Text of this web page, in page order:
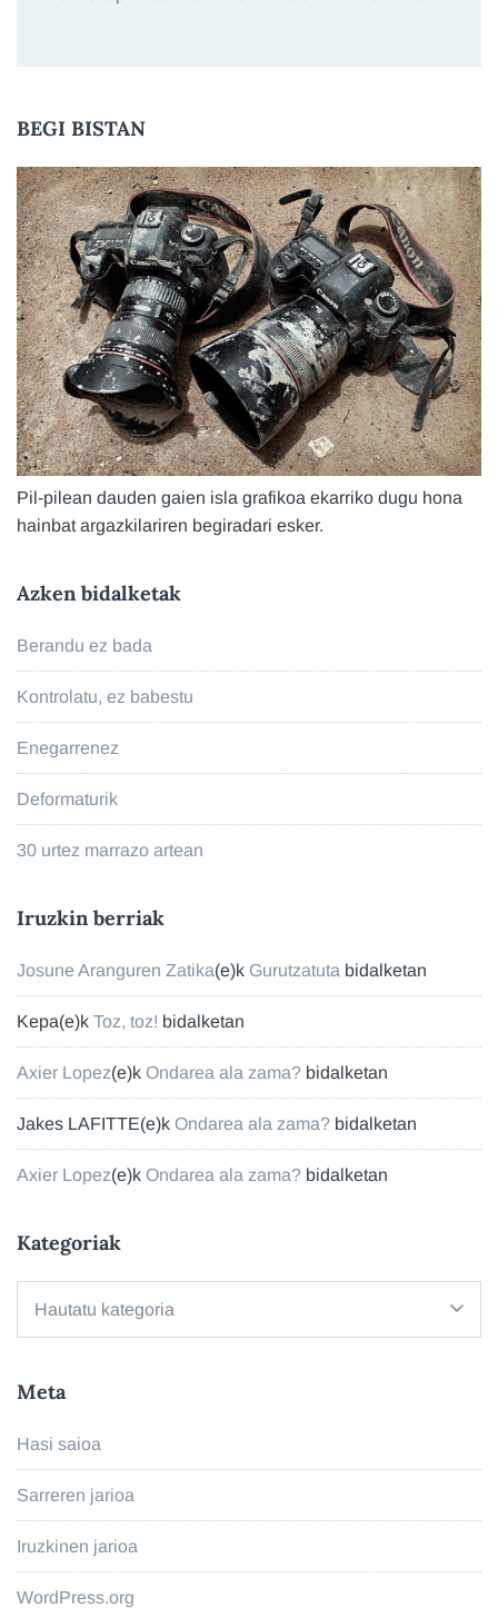
BEGI BISTAN
Pil-pilean dauden gaien isla grafikoa ekarriko dugu hona
hainbat argazkilariren begiradari esker.
Azken bidalketak
Berandu ez bada
Kontrolatu, ez babestu
Enegarrenez
Deformaturik
30 urtez marrazo artean
Iruzkin berriak
Josune Aranguren Zatika(e)k Gurutzatuta bidalketan
Kepa(e)k Toz, toz! bidalketan
Axier Lopez(e)k Ondarea ala zama? bidalketan
Jakes LAFITTE(e)k Ondarea ala zama? bidalketan
Axier Lopez(e)k Ondarea ala zama? bidalketan
Kategoriak
Meta
Hasi saioa
Sarreren jarioa
Iruzkinen jarioa
WordPress.org